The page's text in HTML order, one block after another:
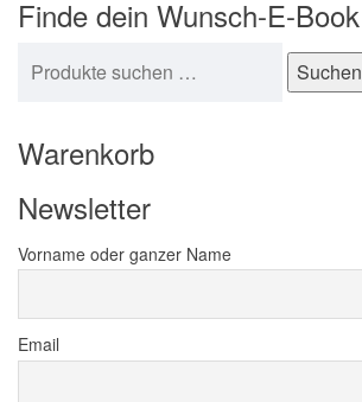
Finde dein Wunsch-E-Book
Suchen
Warenkorb
Newsletter
Vorname oder ganzer Name
Email